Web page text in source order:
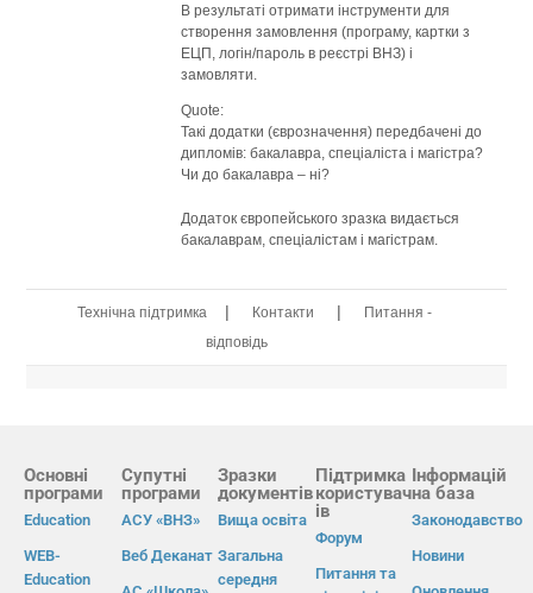
В результаті отримати інструменти для
створення замовлення (програму, картки з
ЕЦП, логін/пароль в реєстрі ВНЗ) і
замовляти.
Quote:
Такі додатки (єврозначення) передбачені до
дипломів: бакалавра, спеціаліста і магістра?
Чи до бакалавра – ні?
Додаток європейського зразка видається
бакалаврам, спеціалістам і магістрам.
Технічна підтримка | Контакти |
Питання -
відповідь
Основні
програми
Education
WEB-
Education
Супутні
програми
АСУ «ВНЗ»
Веб Деканат
Зразки
документів
Вища освіта
Загальна
середня
Підтримка
користувач
ів
Форум
Питання та
Інформацій
на база
Законодавство
Новини